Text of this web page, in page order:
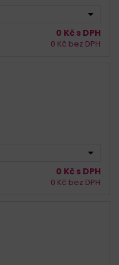
0 Kč s DPH
0 Kč bez DPH
0 Kč s DPH
0 Kč bez DPH